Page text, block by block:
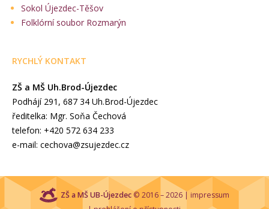
Sokol Újezdec-Těšov
Folklórní soubor Rozmarýn
RYCHLÝ KONTAKT
ZŠ a MŠ Uh.Brod-Újezdec
Podhájí 291, 687 34 Uh.Brod-Újezdec
ředitelka: Mgr. Soňa Čechová
telefon: +420 572 634 233
e-mail: cechova@zsujezdec.cz
ZŠ a MŠ UB-Újezdec© 2016 – 2026 | impressum